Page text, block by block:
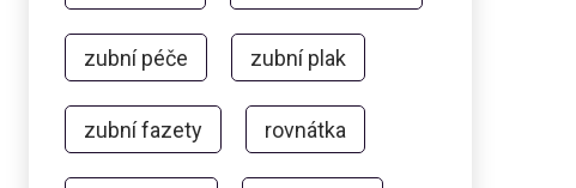
zubní péče zubní plak
zubní fazety rovnátka